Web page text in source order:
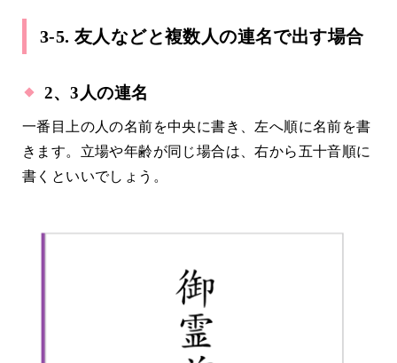
3-5. 友人などと複数人の連名で出す場合
2、3人の連名
一番目上の人の名前を中央に書き、左へ順に名前を書
きます。立場や年齢が同じ場合は、右から五十音順に
書くといいでしょう。